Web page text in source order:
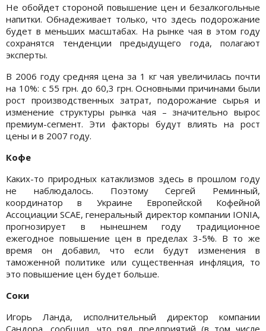
Не обойдет стороной повышение цен и безалкогольные
напитки. Обнадеживает только, что здесь подорожание
будет в меньших масштабах. На рынке чая в этом году
сохранятся тенденции предыдущего года, полагают
эксперты.
В 2006 году средняя цена за 1 кг чая увеличилась почти
на 10%: с 55 грн. до 60,3 грн. Основными причинами были
рост производственных затрат, подорожание сырья и
изменение структуры рынка чая – значительно вырос
премиум-сегмент. Эти факторы будут влиять на рост
цены и в 2007 году.
Кофе
Каких-то природных катаклизмов здесь в прошлом году
не наблюдалось. Поэтому Сергей Реминный,
координатор в Украине Европейской Кофейной
Ассоциации SCAE, генеральный директор компании IONIA,
прогнозирует в нынешнем году традиционное
ежегодное повышение цен в пределах 3-5%. В то же
время он добавил, что если будут изменения в
таможенной политике или существенная инфляция, то
это повышение цен будет больше.
Соки
Игорь Ланда, исполнительный директор компании
Сандора, сообщил, что ряд предприятий (в том числе